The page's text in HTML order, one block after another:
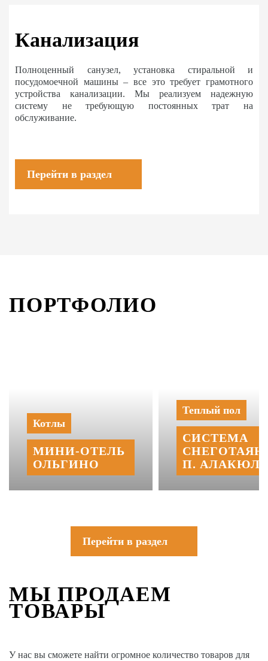
Канализация
Полноценный санузел, установка стиральной и
посудомоечной машины – все это требует грамотного
устройства канализации. Мы реализуем надежную
систему не требующую постоянных трат на
обслуживание.
Перейти в раздел
ПОРТФОЛИО
Котлы
МИНИ‑‏ОТЕЛЬ
ОЛЬГИНО
Теплый пол
СИСТЕМА
П.
Перейти в раздел
МЫ ПРОДАЕМ
ТОВАРЫ
У нас вы сможете найти огромное количество товаров для